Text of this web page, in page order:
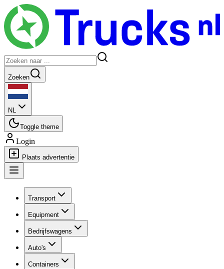
Zoeken
NL
Toggle theme
Login
Plaats advertentie
Transport
Equipment
Bedrijfswagens
Auto's
Containers